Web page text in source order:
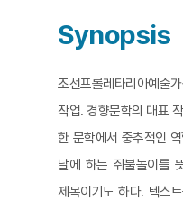
Synopsis
조선프롤레타리아예술
작업. 경향문학의 대표
한 문학에서 중추적인
날에 하는 쥐불놀이를
제목이기도 하다. 텍스